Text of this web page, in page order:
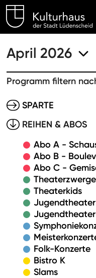
April 2026
Programm filtern
SPARTE
REIHEN & ABOS
Abo A -
Abo B -
Abo C -
Theaterzwerge
Theaterkids
Folk-Konzerte
Bistro K
Slams